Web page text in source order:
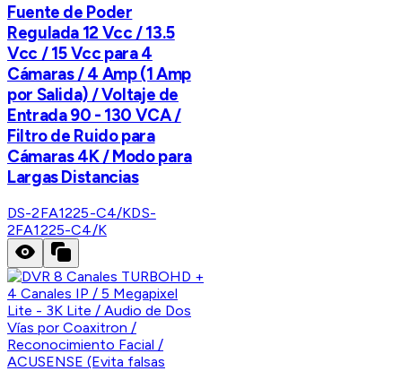
Fuente de Poder
Regulada 12 Vcc / 13.5
Vcc / 15 Vcc para 4
Cámaras / 4 Amp (1 Amp
por Salida) / Voltaje de
Entrada 90 - 130 VCA /
Filtro de Ruido para
Cámaras 4K / Modo para
Largas Distancias
DS-2FA1225-C4/KDS-
2FA1225-C4/K